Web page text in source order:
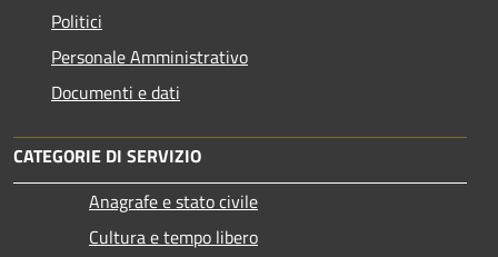
Politici
Personale Amministrativo
Documenti e dati
CATEGORIE DI SERVIZIO
Anagrafe e stato civile
Cultura e tempo libero